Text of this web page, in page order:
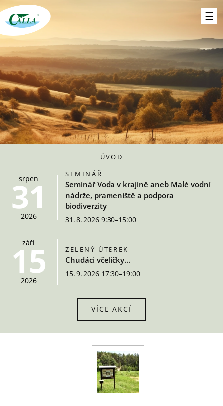
ÚVOD
srpen
31
2026
SEMINÁŘ
Seminář Voda v krajině aneb Malé vodní
nádrže, prameniště a podpora
biodiverzity
31. 8. 2026 9:30–15:00
září
15
2026
ZELENÝ ÚTEREK
Chudáci včeličky...
15. 9. 2026 17:30–19:00
VÍCE AKCÍ